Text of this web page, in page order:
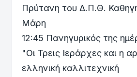
Πρύτανη του Δ.Π.Θ.
Μάρη
12:45 Πανηγυρικός της
"Οι Τρεις Ιεράρχες και η
ελληνική καλλιτεχνική